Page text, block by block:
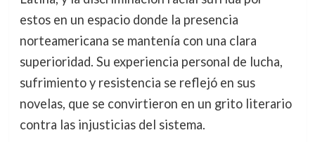
estos en un espacio donde la presencia
norteamericana se mantenía con una clara
superioridad. Su experiencia personal de lucha,
sufrimiento y resistencia se reflejó en sus
novelas, que se convirtieron en un grito literario
contra las injusticias del sistema.